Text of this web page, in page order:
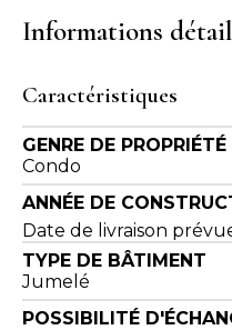
Informations
Caractéristiques
GENRE DE PROPRIÉTÉ
Condo
ANNÉE DE
Date de livraison
TYPE DE BÂTIMENT
Jumelé
POSSIBILITÉ